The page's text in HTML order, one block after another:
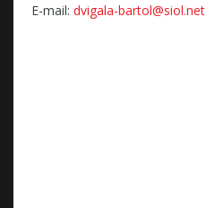
E-mail: dvigala-bartol@siol.net